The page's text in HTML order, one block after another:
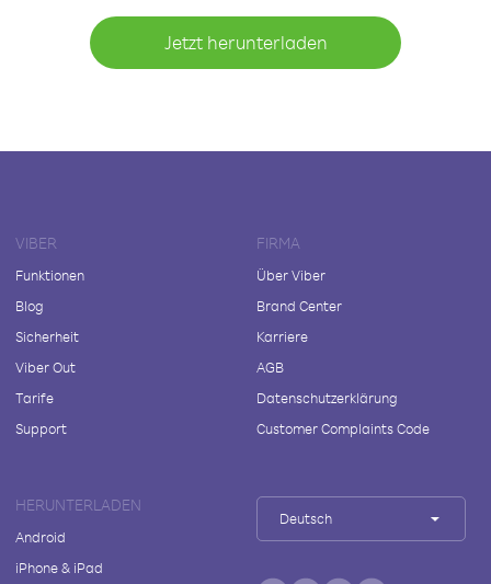
Jetzt herunterladen
VIBER
Funktionen
Blog
Sicherheit
Viber Out
Tarife
Support
FIRMA
Über Viber
Brand Center
Karriere
AGB
Datenschutzerklärung
Customer Complaints Code
HERUNTERLADEN
Android
iPhone & iPad
Deutsch